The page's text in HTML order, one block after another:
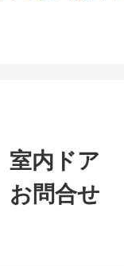
室内ドア
お問合せ